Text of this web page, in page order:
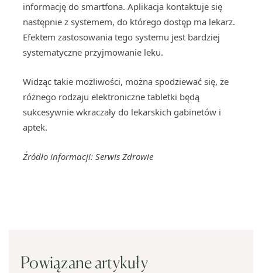
informację do smartfona. Aplikacja kontaktuje się
następnie z systemem, do którego dostęp ma lekarz.
Efektem zastosowania tego systemu jest bardziej
systematyczne przyjmowanie leku.
Widząc takie możliwości, można spodziewać się, że
różnego rodzaju elektroniczne tabletki będą
sukcesywnie wkraczały do lekarskich gabinetów i
aptek.
Źródło informacji: Serwis Zdrowie
Powiązane artykuły